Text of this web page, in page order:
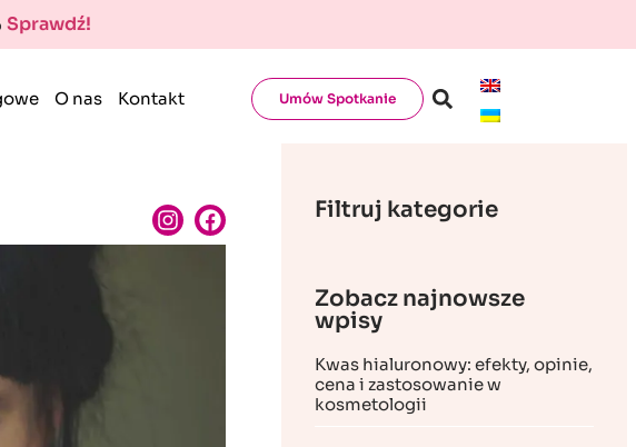
Sprawdź!
O nas Kontakt Umów Spotkanie
Filtruj kategorie
Zobacz najnowsze
wpisy
Kwas hialuronowy: efekty, opinie,
cena i zastosowanie w
kosmetologii